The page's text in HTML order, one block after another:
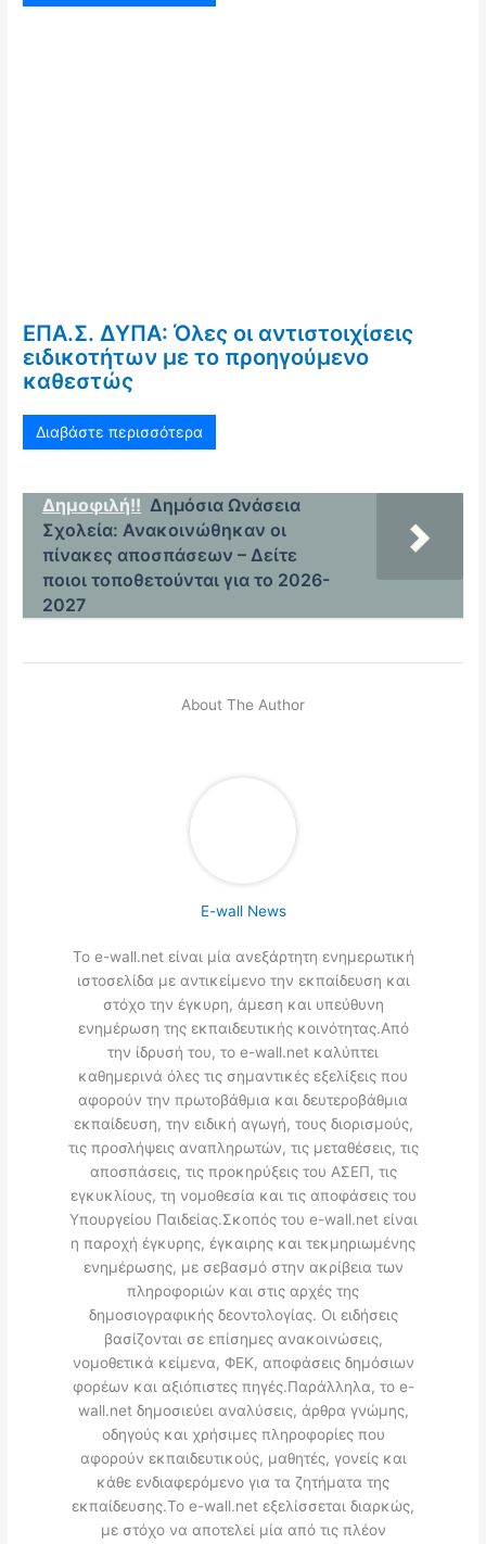
ΕΠΑ.Σ. ΔΥΠΑ: Όλες οι αντιστοιχίσεις
ειδικοτήτων με το προηγούμενο
καθεστώς
Διαβάστε περισσότερα
Δημοφιλή!! Δημόσια Ωνάσεια
Σχολεία: Ανακοινώθηκαν οι
πίνακες αποσπάσεων – Δείτε
ποιοι τοποθετούνται για το 2026-
2027
About The Author
E-wall News
Το e-wall.net είναι μία ανεξάρτητη ενημερωτική
ιστοσελίδα με αντικείμενο την εκπαίδευση και
στόχο την έγκυρη, άμεση και υπεύθυνη
ενημέρωση της εκπαιδευτικής κοινότητας.Από
την ίδρυσή του, το e-wall.net καλύπτει
καθημερινά όλες τις σημαντικές εξελίξεις που
αφορούν την πρωτοβάθμια και δευτεροβάθμια
εκπαίδευση, την ειδική αγωγή, τους διορισμούς,
τις προσλήψεις αναπληρωτών, τις μεταθέσεις, τις
αποσπάσεις, τις προκηρύξεις του ΑΣΕΠ, τις
εγκυκλίους, τη νομοθεσία και τις αποφάσεις του
Υπουργείου Παιδείας.Σκοπός του e-wall.net είναι
η παροχή έγκυρης, έγκαιρης και τεκμηριωμένης
ενημέρωσης, με σεβασμό στην ακρίβεια των
πληροφοριών και στις αρχές της
δημοσιογραφικής δεοντολογίας. Οι ειδήσεις
βασίζονται σε επίσημες ανακοινώσεις,
νομοθετικά κείμενα, ΦΕΚ, αποφάσεις δημόσιων
φορέων και αξιόπιστες πηγές.Παράλληλα, το e-
wall.net δημοσιεύει αναλύσεις, άρθρα γνώμης,
οδηγούς και χρήσιμες πληροφορίες που
αφορούν εκπαιδευτικούς, μαθητές, γονείς και
κάθε ενδιαφερόμενο για τα ζητήματα της
εκπαίδευσης.Το e-wall.net εξελίσσεται διαρκώς,
με στόχο να αποτελεί μία από τις πλέον